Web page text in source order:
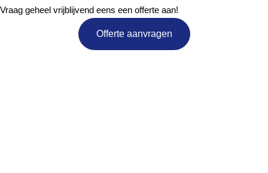
Vraag geheel vrijblijvend eens een offerte aan!
Offerte aanvragen